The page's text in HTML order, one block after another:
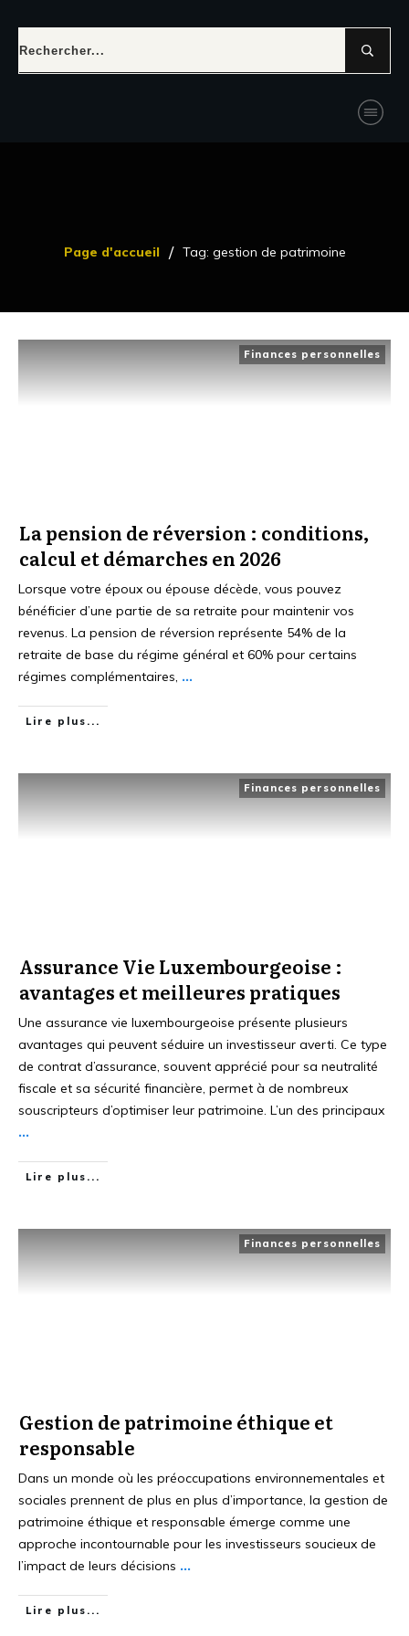
Page d'accueil / Tag: gestion de patrimoine
Finances personnelles
La pension de réversion : conditions,
calcul et démarches en 2026
Lorsque votre époux ou épouse décède, vous pouvez
bénéficier d’une partie de sa retraite pour maintenir vos
revenus. La pension de réversion représente 54% de la
retraite de base du régime général et 60% pour certains
régimes complémentaires, ...
Lire plus...
Finances personnelles
Assurance Vie Luxembourgeoise :
avantages et meilleures pratiques
Une assurance vie luxembourgeoise présente plusieurs
avantages qui peuvent séduire un investisseur averti. Ce type
de contrat d’assurance, souvent apprécié pour sa neutralité
fiscale et sa sécurité financière, permet à de nombreux
souscripteurs d’optimiser leur patrimoine. L’un des principaux
...
Lire plus...
Finances personnelles
Gestion de patrimoine éthique et
responsable
Dans un monde où les préoccupations environnementales et
sociales prennent de plus en plus d’importance, la gestion de
patrimoine éthique et responsable émerge comme une
approche incontournable pour les investisseurs soucieux de
l’impact de leurs décisions ...
Lire plus...